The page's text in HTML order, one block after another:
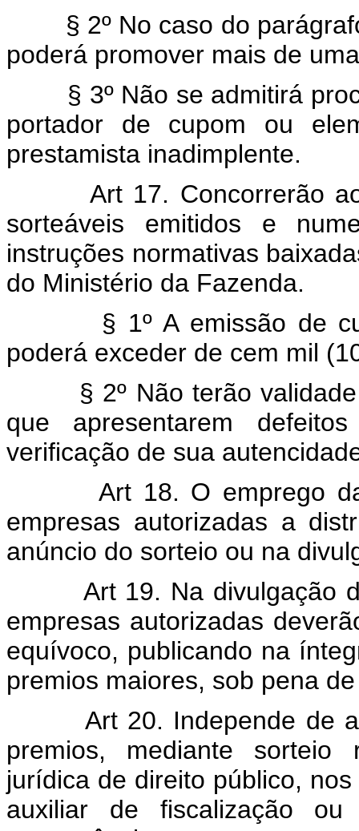
§ 2º No caso do parágrafo
poderá promover mais de
§ 3º Não se admitirá
portador de cupom ou
prestamista inadimplente.
Art 17. Concorrerão aos
sorteáveis emitidos e
instruções normativas
do Ministério da Fazenda.
§ 1º A emissão de
poderá exceder de cem mil
§ 2º Não terão validade
que apresentarem
verificação de sua
Art 18. O emprego da
empresas autorizadas a
anúncio do sorteio ou na
Art 19. Na divulgação
empresas autorizadas
equívoco, publicando na
premios maiores, sob pena
Art 20. Independe de
premios, mediante sorteio
jurídica de direito público,
auxiliar de fiscalização